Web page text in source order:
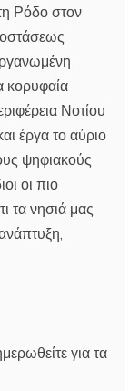
Ρόδο στον
κορυφαία
Νοτίου
έργα το αύριο
ψηφιακούς
οι πιο
τα νησιά μας
για τα